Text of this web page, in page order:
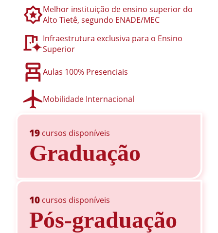
Melhor instituição de ensino superior do
Alto Tietê, segundo ENADE/MEC
Infraestrutura exclusiva para o Ensino
Superior
Aulas 100% Presenciais
Mobilidade Internacional
19 cursos disponíveis
Graduação
10 cursos disponíveis
Pós-graduação